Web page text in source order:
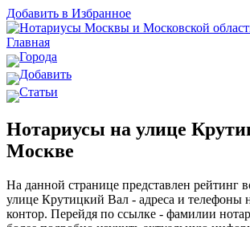
Добавить в Избранное
Главная
Города
Добавить
Статьи
Нотариусы на улице
Москве
На данной странице представлен рейтинг
улице Крутицкий Вал - адреса и телефоны
контор. Перейдя по ссылке - фамилии